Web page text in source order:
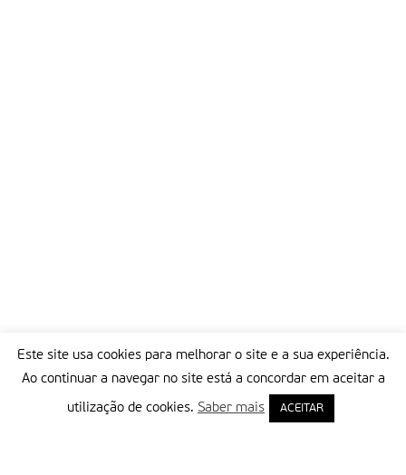
Este site usa cookies para melhorar o site e a sua experiência.
Ao continuar a navegar no site está a concordar em aceitar a
utilização de cookies. Saber mais ACEITAR